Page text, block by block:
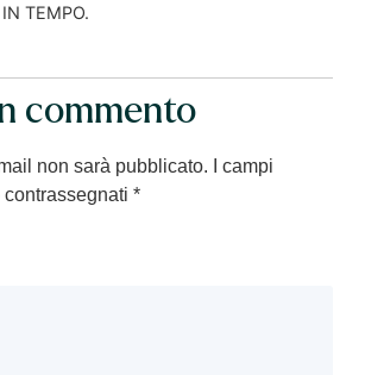
TEMPO.
commento
non sarà pubblicato.
I campi
*